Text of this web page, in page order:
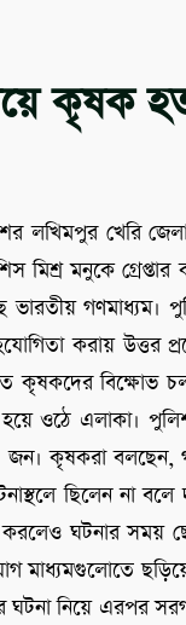
কৃষক
লখিমপুর খেরি
মিশ্র মনুকে
ভারতীয় গণমাধ্যম।
করায় উত্তর
বিক্ষোভ
ওঠে এলাকা।
কৃষকরা বলছেন,
ছিলেন না বলে
করলেও ঘটনার
মাধ্যমগুলোতে
নিয়ে এরপর